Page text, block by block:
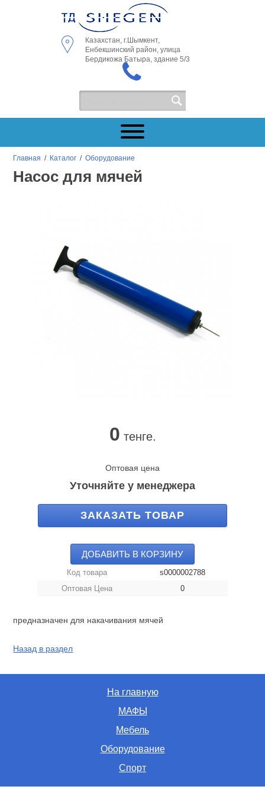
Казахстан, г.Шымкент,
Енбекшинский район, улица
Бердикожа Батыра, здание 5/3
Главная / Каталог /Оборудование
Насос для мячей
0 тенге.
Оптовая цена
Уточняйте у менеджера
ЗАКАЗАТЬ ТОВАР
ДОБАВИТЬ В КОРЗИНУ
Код товара
s0000002788
Оптовая Цена
0
предназначен для накачивания мячей
Назад в раздел
На главную
МАФЫ
Мебель
Оборудование
Спорт